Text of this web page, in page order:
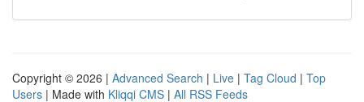
Copyright © 2026 | Advanced Search | Live | Tag Cloud | Top
Users | Made with Kliqqi CMS | All RSS Feeds